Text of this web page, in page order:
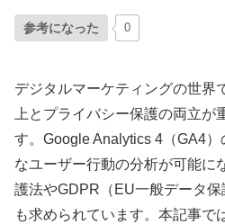
参考になった 0
デジタルマーケティングの世界
上とプライバシー保護の両立が
す。Google Analytics 4（GA4
なユーザー行動の分析が可能に
護法やGDPR（EU一般データ
も求められています。本記事で